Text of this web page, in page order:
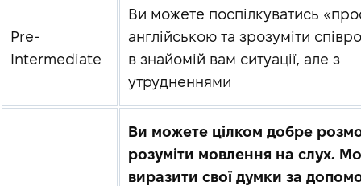
Pre-
Intermediate
Ви можете поспілкуватись
англійською та зрозуміти
в знайомій вам ситуації, але з
утрудненнями
Ви можете цілком добре
розуміти мовлення на слух.
виразити свої думки за